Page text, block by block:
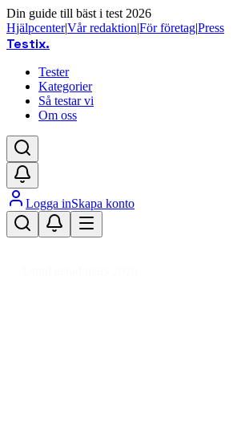
Din guide till bäst i test 2026
Hjälpcenter|Vår redaktion|För företag|Press
Testix.
Tester
Kategorier
Så testar vi
Om oss
Logga inSkapa konto